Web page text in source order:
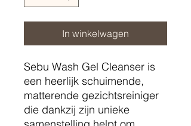
In winkelwagen
Sebu Wash Gel Cleanser is
een heerlijk schuimende,
matterende gezichtsreiniger
die dankzij zijn unieke